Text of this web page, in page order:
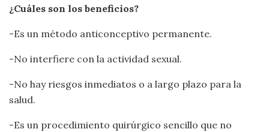
¿Cuáles son los beneficios?
-Es un método anticonceptivo permanente.
-No interfiere con la actividad sexual.
-No hay riesgos inmediatos o a largo plazo para la
salud.
-Es un procedimiento quirúrgico sencillo que no